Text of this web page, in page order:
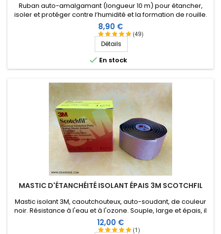
(49)
Ruban auto-amalgamant (longueur 10 m) pour étancher,
isoler et protéger contre l’humidité et la formation de rouille.
Devient une masse homogène et résiste aux hautes tensions.
Prix
8,90 €
Détails
 En stock
MASTIC D'ÉTANCHÉITÉ ISOLANT ÉPAIS 3M SCOTCHFIL
(1)
Mastic isolant 3M, caoutchouteux, auto-soudant, de couleur
noir. Résistance à l'eau et à l'ozone. Souple, large et épais, il
peut être étiré en fonction de l'application. Surface
importante : 1,5 m X 38 mm, épaisseur 3,2 mm
Prix
12,00 €